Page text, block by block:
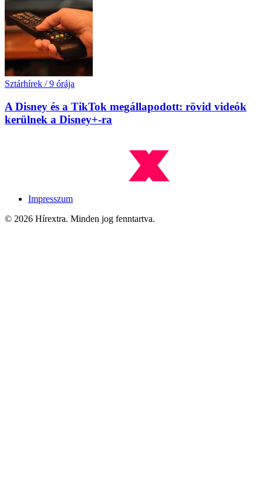
Sztárhírek / 9 órája
A Disney és a TikTok megállapodott: rövid videók
kerülnek a Disney+-ra
Impresszum
© 2026 Hírextra. Minden jog fenntartva.